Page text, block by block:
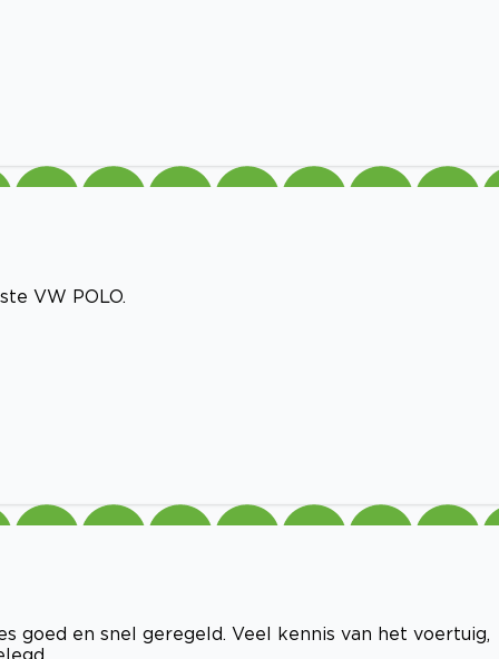
VW POLO.
goed en snel geregeld. Veel kennis van het voertuig,